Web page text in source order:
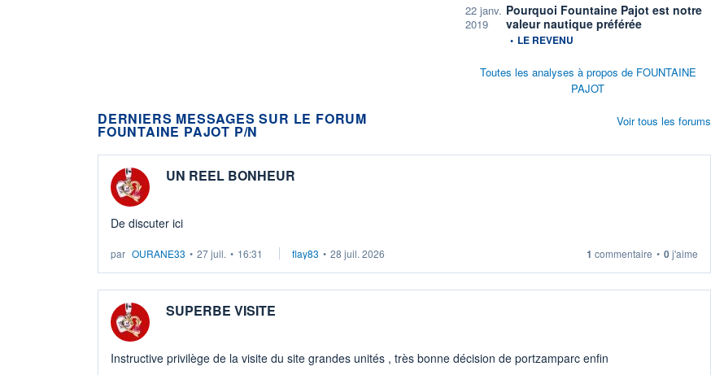
22 janv.
2019
Pourquoi Fountaine Pajot est notre
valeur nautique préférée
information fournie par
• LE REVENU
Toutes les analyses à propos de FOUNTAINE
PAJOT
DERNIERS MESSAGES SUR LE FORUM
FOUNTAINE PAJOT P/N
UN REEL BONHEUR
De discuter ici
par OURANE33 • 27 juil. • 16:31 flay83 • 28 juil. 2026 1 commentaire • 0j'aime
SUPERBE VISITE
Instructive privilège de la visite du site grandes unités , très bonne décision de portzamparc enfin
Voir tous les forums